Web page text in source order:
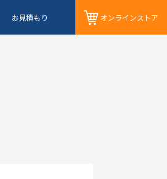
お見積もり オンラインストア